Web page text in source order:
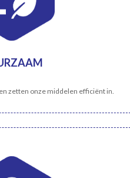
zetten onze middelen efficiënt in.